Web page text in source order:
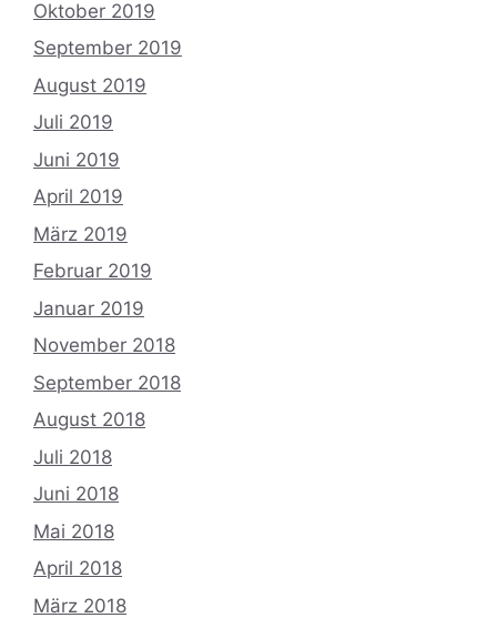
Oktober 2019
September 2019
August 2019
Juli 2019
Juni 2019
April 2019
März 2019
Februar 2019
Januar 2019
November 2018
September 2018
August 2018
Juli 2018
Juni 2018
Mai 2018
April 2018
März 2018